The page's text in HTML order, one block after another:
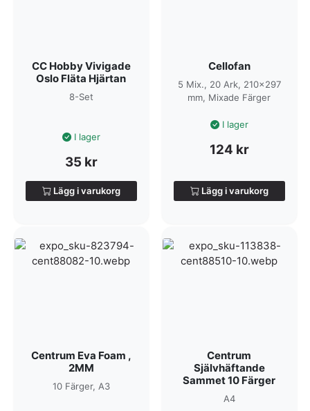
CC Hobby Vivigade
Oslo Fläta Hjärtan
8-Set
I lager
35 kr
Lägg i varukorg
Cellofan
5 Mix., 20 Ark, 210×297
mm, Mixade Färger
I lager
124 kr
Lägg i varukorg
Centrum Eva Foam ,
2MM
10 Färger, A3
Centrum
Självhäftande
Sammet 10 Färger
A4